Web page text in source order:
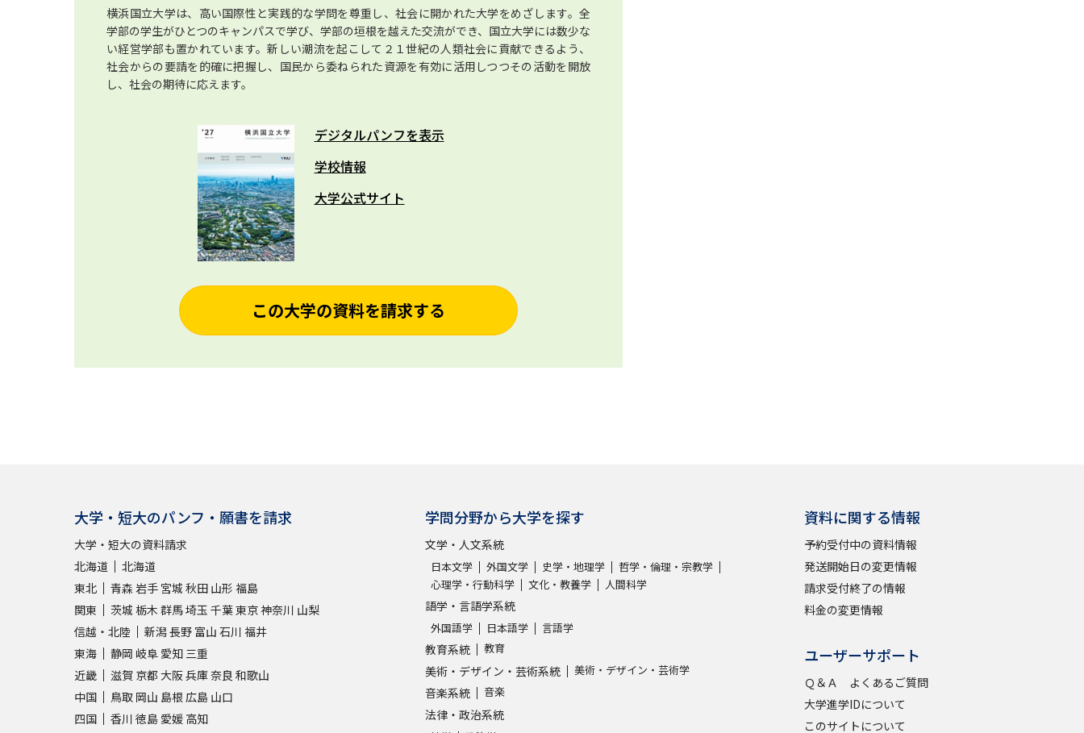
横浜国立大学は、高い国際性と実践的な学問を尊重し、社会に開かれた大学をめざします。全
学部の学生がひとつのキャンパスで学び、学部の垣根を越えた交流ができ、国立大学には数少な
い経営学部も置かれています。新しい潮流を起こして２１世紀の人類社会に貢献できるよう、
社会からの要請を的確に把握し、国民から委ねられた資源を有効に活用しつつその活動を開放
し、社会の期待に応えます。
デジタルパンフを表示
学校情報
大学公式サイト
この大学の資料を請求する
大学・短大のパンフ・願書を請求
大学・短大の資料請求
北海道
北海道
東北
青森 岩手 宮城 秋田 山形 福島
関東
茨城 栃木 群馬埼玉 千葉東京神奈川 山梨
信越・北陸
新潟長野 富山 石川 福井
東海
静岡 岐阜 愛知 三重
近畿
滋賀 京都 大阪兵庫奈良 和歌山
中国
鳥取 岡山 島根 広島 山口
四国
香川 徳島 愛媛 高知
学問分野から大学を探す
文学・人文系統
日本文学 外国文学 史学・地理学
哲学・倫理・宗教学
心理学・行動科学
文化・教養学 人間科学
語学・言語学系統
外国語学 日本語学 言語学
教育系統 教育
美術・デザイン・芸術系統 美術・デザイン・芸術学
音楽系統 音楽
法律・政治系統
資料に関する情報
予約受付中の資料情報
発送開始日の変更情報
請求受付終了の情報
料金の変更情報
ユーザーサポート
Ｑ＆Ａ よくあるご質問
大学進学IDについて
このサイトについて